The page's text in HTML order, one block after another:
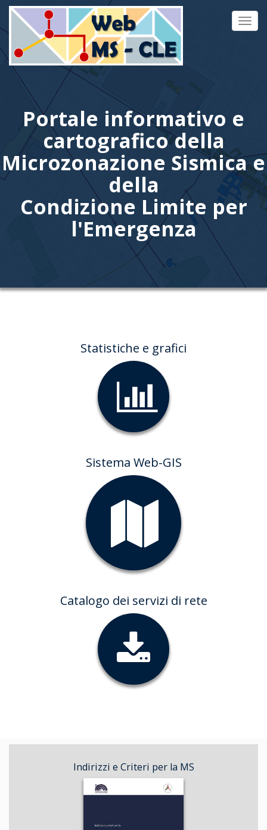
Portale informativo e
cartografico della
Microzonazione Sismica e
della
Condizione Limite per
l'Emergenza
Statistiche e grafici
Sistema Web-GIS
Catalogo dei servizi di rete
Indirizzi e Criteri per la MS